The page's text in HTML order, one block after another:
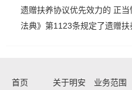
遗赠扶养协议优先效力的 正
法典》第1123条规定了遗赠
首页 关于明安 业务范围